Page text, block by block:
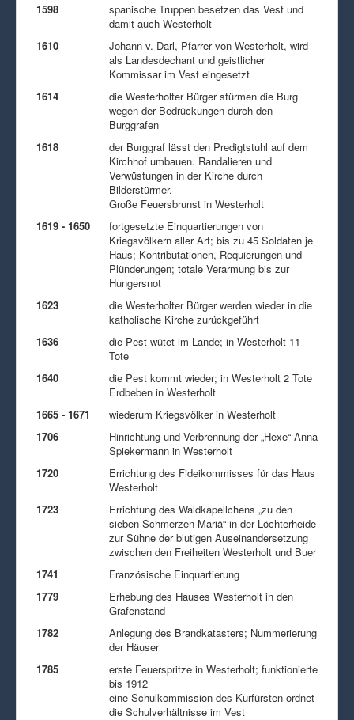
1598
spanische Truppen besetzen das Vest und
damit auch Westerholt
1610
Johann v. Darl, Pfarrer von Westerholt, wird
als Landesdechant und geistlicher
Kommissar im Vest eingesetzt
1614
die Westerholter Bürger stürmen die Burg
wegen der Bedrückungen durch den
Burggrafen
1618
der Burggraf lässt den Predigtstuhl auf dem
Kirchhof umbauen. Randalieren und
Verwüstungen in der Kirche durch
Bilderstürmer.
Große Feuersbrunst in Westerholt
1619 - 1650
fortgesetzte Einquartierungen von
Kriegsvölkern aller Art; bis zu 45 Soldaten je
Haus; Kontributationen, Requierungen und
Plünderungen; totale Verarmung bis zur
Hungersnot
1623
die Westerholter Bürger werden wieder in die
katholische Kirche zurückgeführt
1636
die Pest wütet im Lande; in Westerholt 11
Tote
1640
die Pest kommt wieder; in Westerholt 2 Tote
Erdbeben in Westerholt
1665 - 1671
wiederum Kriegsvölker in Westerholt
1706
Hinrichtung und Verbrennung der „Hexe“ Anna
Spiekermann in Westerholt
1720
Errichtung des Fideikommisses für das Haus
Westerholt
1723
Errichtung des Waldkapellchens „zu den
sieben Schmerzen Mariä“ in der Löchterheide
zur Sühne der blutigen Auseinandersetzung
zwischen den Freiheiten Westerholt und Buer
1741
Französische Einquartierung
1779
Erhebung des Hauses Westerholt in den
Grafenstand
1782
Anlegung des Brandkatasters; Nummerierung
der Häuser
1785
erste Feuerspritze in Westerholt; funktionierte
bis 1912
eine Schulkommission des Kurfürsten ordnet
die Schulverhältnisse im Vest